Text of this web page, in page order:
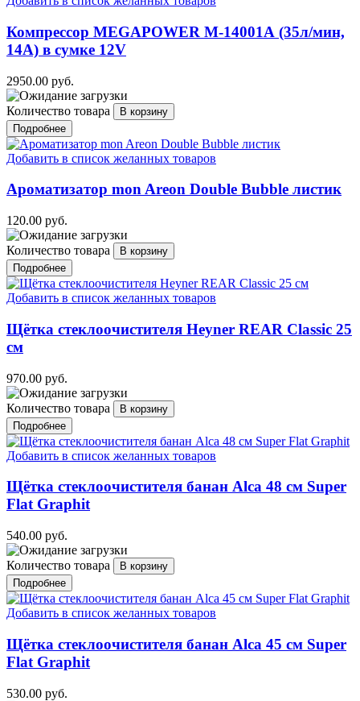
Компрессор MEGAPOWER M-14001А (35л/мин,
14А) в сумке 12V
2950.00 руб.
Количество товара
Подробнее
Добавить в список желанных товаров
Ароматизатор mon Areon Double Bubble листик
120.00 руб.
Количество товара
Подробнее
Добавить в список желанных товаров
Щётка стеклоочистителя Heyner REAR Classic 25
см
970.00 руб.
Количество товара
Подробнее
Добавить в список желанных товаров
Щётка стеклоочистителя банан Alca 48 см Super
Flat Graphit
540.00 руб.
Количество товара
Подробнее
Добавить в список желанных товаров
Щётка стеклоочистителя банан Alca 45 см Super
Flat Graphit
530.00 руб.